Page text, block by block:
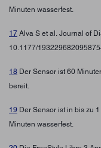
Minuten wasserfest.
17 Alva S et al. Journal of
10.1177/
18 Der Sensor ist 60
bereit.
19 Der Sensor ist in bis zu
Minuten wasserfest.